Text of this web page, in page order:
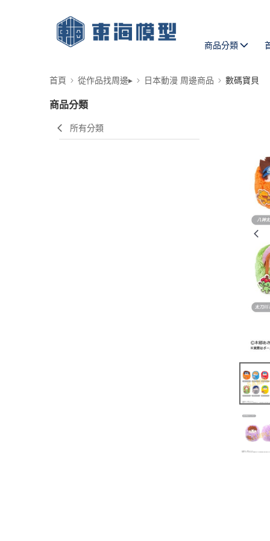
商品分類
首頁 從作品找周邊▸ 日本動漫 周邊商品 數碼寶貝
商品分類
所有分類